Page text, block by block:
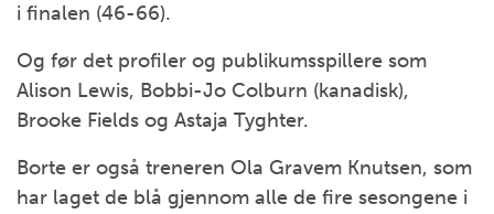
i finalen (46-66).
Og før det profiler og publikumsspillere som
Alison Lewis, Bobbi-Jo Colburn (kanadisk),
Brooke Fields og Astaja Tyghter.
Borte er også treneren Ola Gravem Knutsen, som
har laget de blå gjennom alle de fire sesongene i